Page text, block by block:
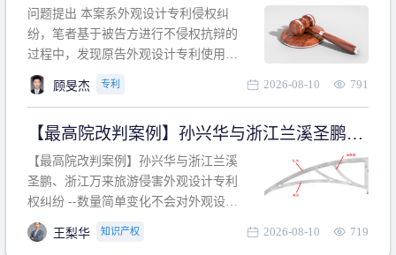
告主观因素：被告的主观恶意、是否明
知或应知、是否有
的影响
问题提出 本案系外观设计专利侵权纠
纷，笔者基于被告方进行不侵权抗辩的
过程中，发现原告外观设计专利使用状
态参考图中的外观设计与被告涉案商品
的视觉效果存在显著区别。故就使用状
保护范围确定进行了研究，将办案体会
与研究过程记录如下： 简要结论： 笔者
提出使用状态参考图应以
顾旻杰 专利 2026-08-10 791
【最高院改判案例】孙兴华与浙江兰溪圣鹏、
浙江万来旅游侵害外观设计专利权纠纷
【最高院改判案例】孙兴华与浙江兰溪
圣鹏、浙江万来旅游侵害外观设计专利
权纠纷 --数量简单变化不会对外观设计
产生视觉影响，及现有设计抗辩与专利
无效再审改判可以执行回转 【承办律
王梨华 知识产权 2026-08-10 719